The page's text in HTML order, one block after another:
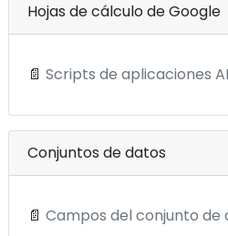
Hojas de cálculo de Google
📄 Scripts de aplicaciones
Conjuntos de datos
📄 Campos del conjunto de